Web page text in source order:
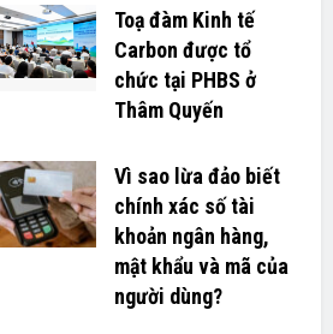
Toạ đàm Kinh tế
Carbon được tổ
chức tại PHBS ở
Thâm Quyến
Vì sao lừa đảo biết
chính xác số tài
khoản ngân hàng,
mật khẩu và mã của
người dùng?